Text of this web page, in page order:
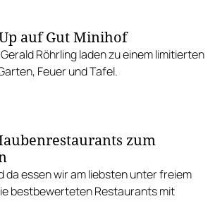
auf Gut Minihof
Röhrling laden zu einem limitierten
Feuer und Tafel.
zum
da essen wir am liebsten unter freiem
bestbewerteten Restaurants mit